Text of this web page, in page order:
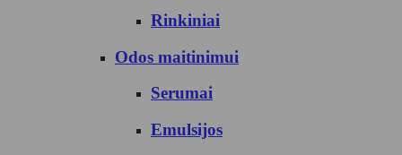
Rinkiniai
Odos maitinimui
Serumai
Emulsijos